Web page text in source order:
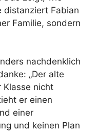
distanziert Fabian
Familie, sondern
nachdenklich
„Der alte
Klasse nicht
er einen
einer
und keinen Plan